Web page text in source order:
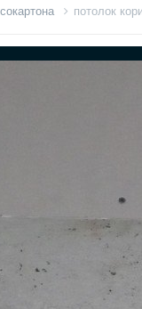
потолок